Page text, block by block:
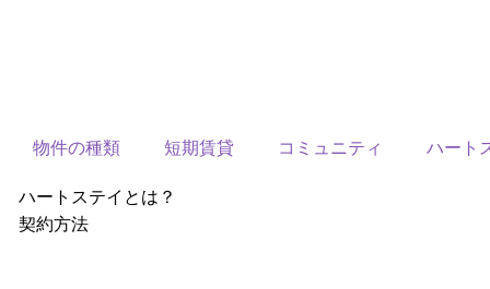
物件の種類 短期賃貸 コミュニティ ハート
ハートステイとは？
契約方法